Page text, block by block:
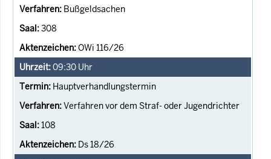
Bußgeldsachen
308
OWi 116/26
09:30 Uhr
Hauptverhandlungstermin
Verfahren vor dem Straf- oder Jugendrichter
108
Ds 18/26